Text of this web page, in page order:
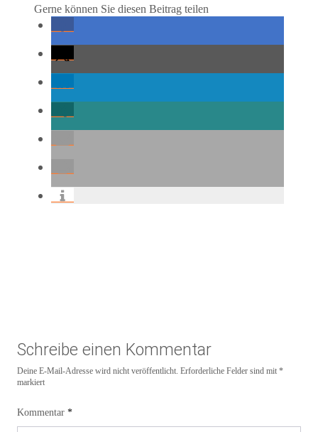
Gerne können Sie diesen Beitrag teilen
Schreibe einen Kommentar
Deine E-Mail-Adresse wird nicht veröffentlicht. Erforderliche Felder sind mit *
markiert
Kommentar *